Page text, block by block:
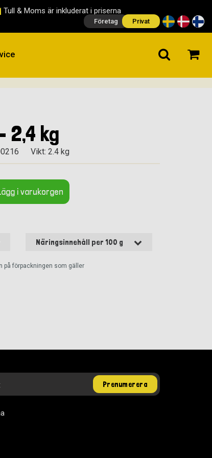
Tull & Moms är inkluderat i priserna
Företag Privat
2,4 kg
Vikt: 2.4 kg
i varukorgen
Näringsinnehåll per 100 g
på förpackningen som gäller